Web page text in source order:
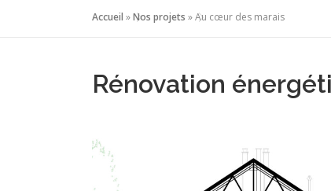
Accueil »Nos projets »Au cœur des marais
Rénovation